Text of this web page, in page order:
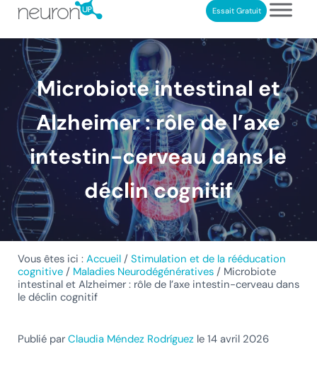
Essait Gratuit
Microbiote intestinal et
Alzheimer : rôle de l’axe
intestin-cerveau dans le
déclin cognitif
Vous êtes ici : Accueil / Stimulation et de la rééducation
cognitive / Maladies Neurodégénératives / Microbiote
intestinal et Alzheimer : rôle de l’axe intestin-cerveau dans
le déclin cognitif
Publié par Claudia Méndez Rodríguezle 14 avril 2026